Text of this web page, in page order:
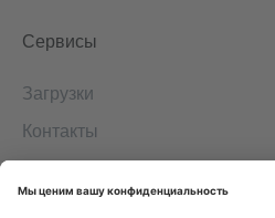
Сервисы
Загрузки
Контакты
EDI